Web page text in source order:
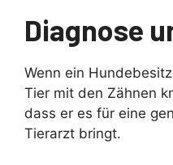
Diagnose
Wenn ein
Tier mit den Zähnen
dass er es für eine
Tierarzt bringt.